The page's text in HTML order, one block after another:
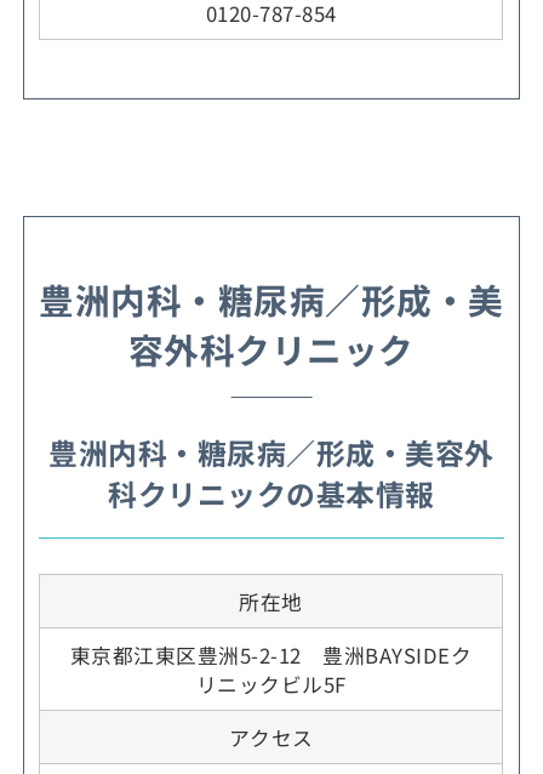
0120-787-854
豊洲内科・糖尿病／形成・美
容外科クリニック
豊洲内科・糖尿病／形成・美容外
科クリニックの基本情報
所在地
東京都江東区豊洲5-2-12 豊洲BAYSIDEク
リニックビル5F
アクセス